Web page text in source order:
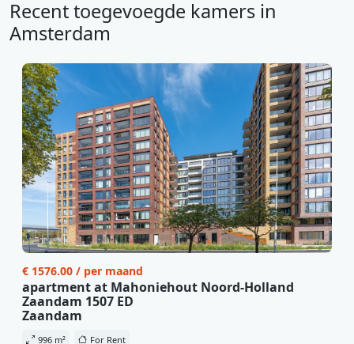
Recent toegevoegde kamers in
Amsterdam
€ 1576.00 / per maand
apartment at Mahoniehout Noord-Holland
Zaandam 1507 ED
Zaandam
996 m² For Rent